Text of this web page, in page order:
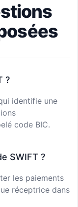
?
identifie une
code BIC.
SWIFT ?
les paiements
réceptrice dans